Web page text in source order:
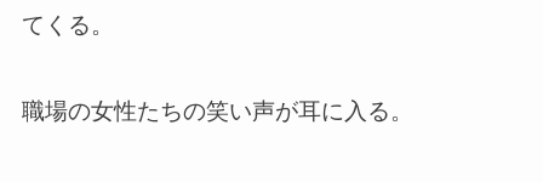
てくる。
職場の女性たちの笑い声が耳に入る。